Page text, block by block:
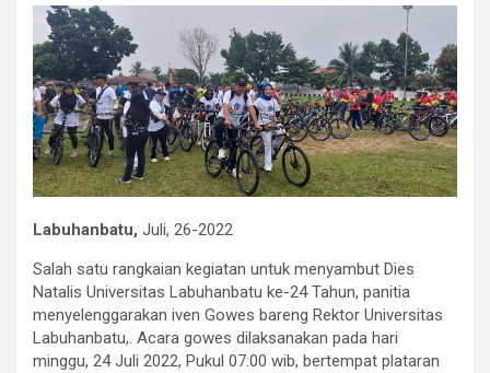
Labuhanbatu, Juli, 26-2022
Salah satu rangkaian kegiatan untuk menyambut Dies
Natalis Universitas Labuhanbatu ke-24 Tahun, panitia
menyelenggarakan iven Gowes bareng Rektor Universitas
Labuhanbatu,. Acara gowes dilaksanakan pada hari
minggu, 24 Juli 2022, Pukul 07:00 wib, bertempat plataran